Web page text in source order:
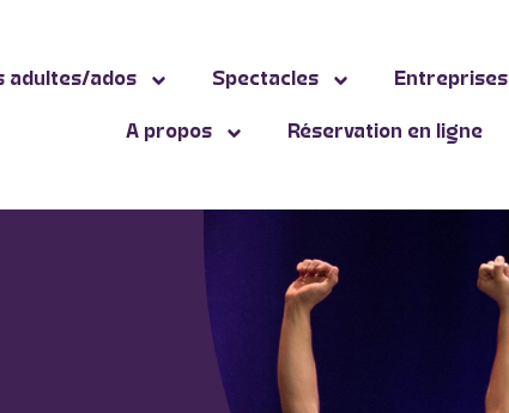
adultes/ados Spectacles Entreprises
A propos Réservation en ligne